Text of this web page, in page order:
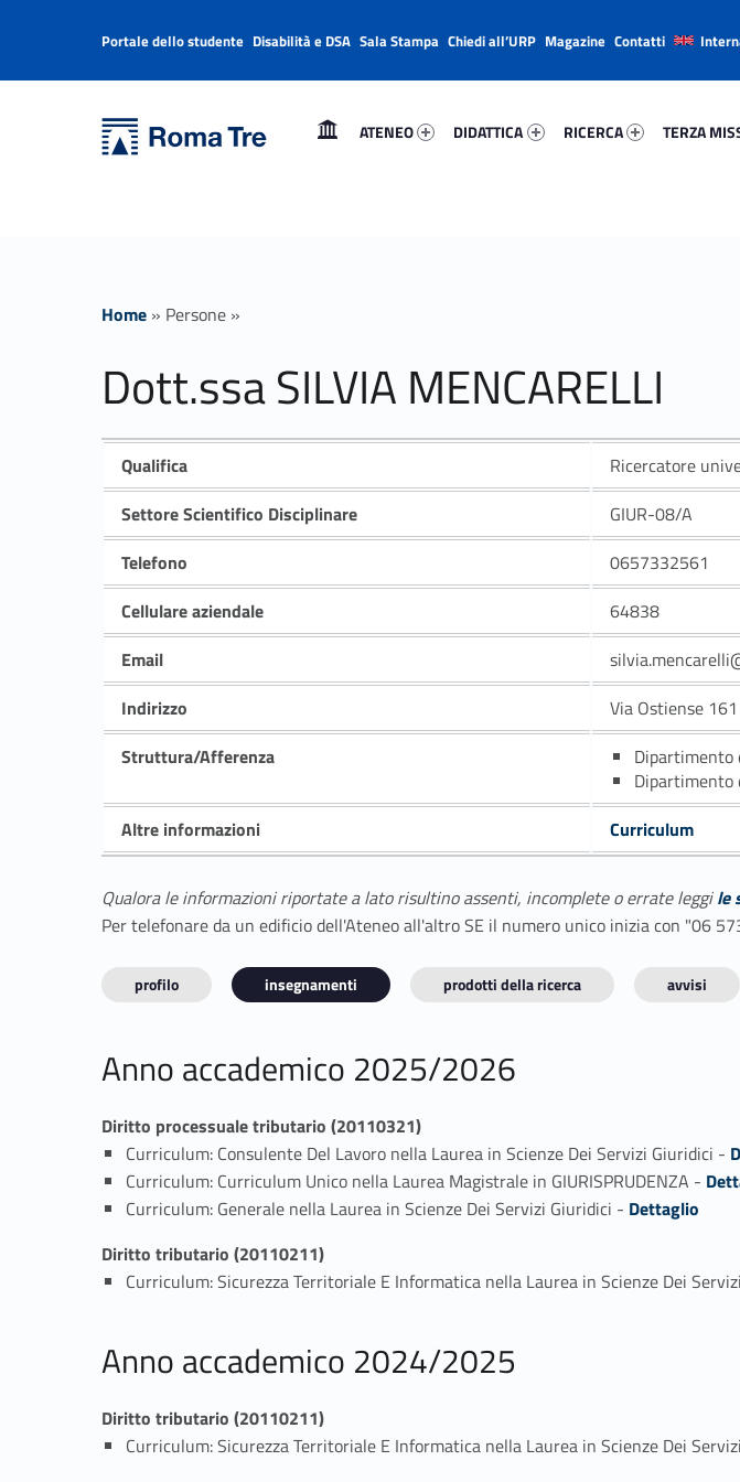
Dott.ssa SILVIA MENCARELLI insegnamenti - Università Roma Tre
ATENEO
DIDATTICA
RICERCA
TERZA
Header info sidebar
Portale dello studente Disabilità e DSA Sala Stampa Chiedi all’URP Magazine Contatti
Home » Persone »
Dott.ssa SILVIA MENCARELLI
Qualifica
Ricercatore
Settore Scientifico Disciplinare
GIUR-08/A
Telefono
0657332561
Cellulare aziendale
64838
Email
Indirizzo
Via Ostiense 161
Struttura/Afferenza
Dipartimento
Dipartimento
Altre informazioni
Curriculum
Qualora le informazioni riportate a lato risultino assenti, incomplete o errate leggile
Per telefonare da un edificio dell'Ateneo all'altro SE il numero unico inizia con "06
profilo insegnamenti prodotti della ricerca avvisi
Anno accademico 2025/2026
Diritto processuale tributario (20110321)
Curriculum: Consulente Del Lavoro nella Laurea in Scienze Dei Servizi Giuridici - Link identifier #identifier_person_198887-1
Curriculum: Curriculum Unico nella Laurea Magistrale in GIURISPRUDENZA - Link identifier #identifier_person_38604-2
Curriculum: Generale nella Laurea in Scienze Dei Servizi Giuridici - Link identifier #identifier_person_88501-3
Dettaglio
Diritto tributario (20110211)
Curriculum: Sicurezza Territoriale E Informatica nella Laurea in Scienze Dei
Anno accademico 2024/2025
Diritto tributario (20110211)
Curriculum: Sicurezza Territoriale E Informatica nella Laurea in Scienze Dei